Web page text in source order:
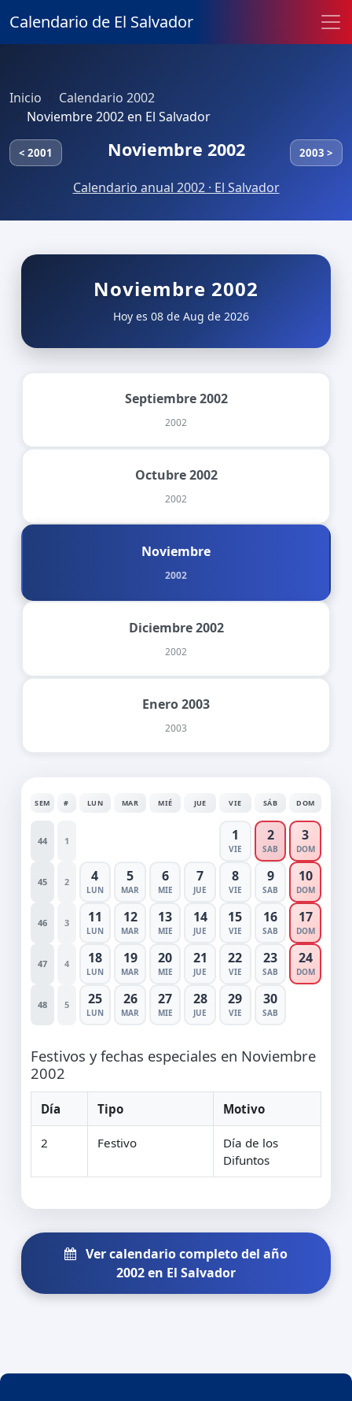
Calendario de El Salvador
Inicio
Calendario 2002
Noviembre 2002 en El Salvador
< 2001 Noviembre 2002 2003 >
Calendario anual 2002 · El Salvador
Noviembre 2002
Hoy es 08 de Aug de 2026
Septiembre 2002
2002
Octubre 2002
2002
Noviembre
2002
Diciembre 2002
2002
Enero 2003
2003
SEM # LUN MAR MIÉ JUE VIE SÁB DOM
44 1 1
VIE
2
SAB
3
DOM
45 2 4
LUN
5
MAR
6
MIE
7
JUE
8
VIE
9
SAB
10
DOM
46 3 11
LUN
12
MAR
13
MIE
14
JUE
15
VIE
16
SAB
17
DOM
47 4 18
LUN
19
MAR
20
MIE
21
JUE
22
VIE
23
SAB
24
DOM
48 5 25
LUN
26
MAR
27
MIE
28
JUE
29
VIE
30
SAB
Festivos y fechas especiales en Noviembre
2002
Día Tipo Motivo
2 Festivo
Día de los
Difuntos
Ver calendario completo del año
2002 en El Salvador